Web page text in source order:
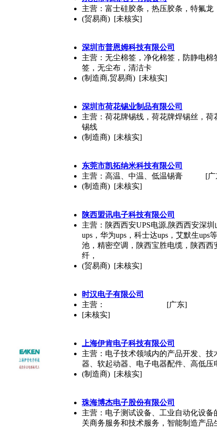
主营：富士硅胶条，热压胶条，特氟
(贸易商) [未核实]
深圳市普恩姆科技有限公司
主营：无尘棉签，净化棉签，防静电
签，无尘布，清洁卡
(制造商,贸易商) [未核实]
深圳市荷花锡业制品有限公司
主营：荷花牌锡线，荷花牌焊锡丝，
锡线
(制造商) [未核实]
东莞市凯拓纳米科技有限公司
主营：高温、中温、低温锡膏
(制造商) [未核实]
[
陕西盟讯电子科技有限公司
主营：陕西西安UPS电源,陕西西安深
ups，华为ups，科士达ups，艾默生ups
池，精密空调，陕西宝胜电缆，陕西
纤，
(贸易商) [未核实]
时汉电子有限公司
主营：
[未核实]
[广东]
上海伊肯电子科技有限公司
主营：电子技术领域内的产品开发、
器、软起动器、电子电器配件、高低
(制造商) [未核实]
珠海博杰电子股份有限公司
主营：电子测试设备、工业自动化设
关商务服务和技术服务，智能制造产品